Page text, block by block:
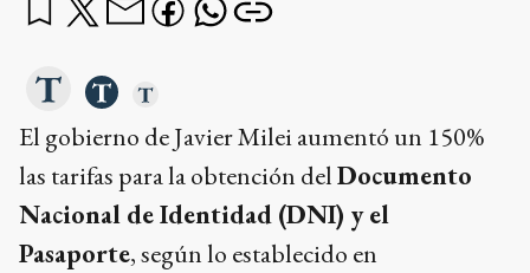
El gobierno de Javier Milei aumentó un 150%
las tarifas para la obtención delDocumento
Nacional de Identidad (DNI) y el
Pasaporte, según lo establecido en